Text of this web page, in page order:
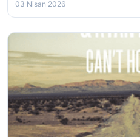
03 Nisan 2026